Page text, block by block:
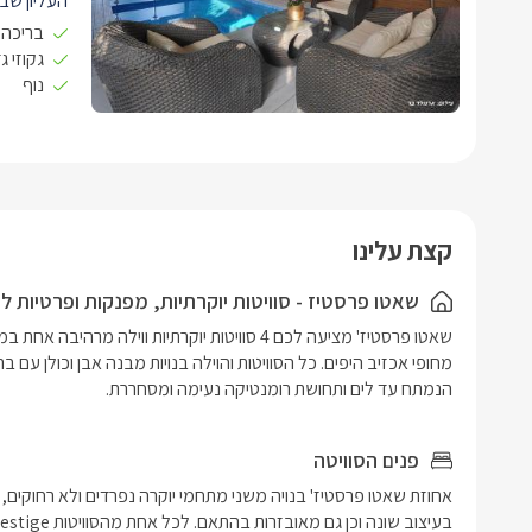
אנשים,
החלל
יוקרתי
אחד
במתחם
בבריכה
גקוזי
נוף
קצת עלינו
שאטו פרסטיז - סוויטות יוקרתיות, מפנקות ופרטיות
הנמתח עד לים ותחושת רומנטיקה נעימה ומסחררת.
פנים הסוויטה